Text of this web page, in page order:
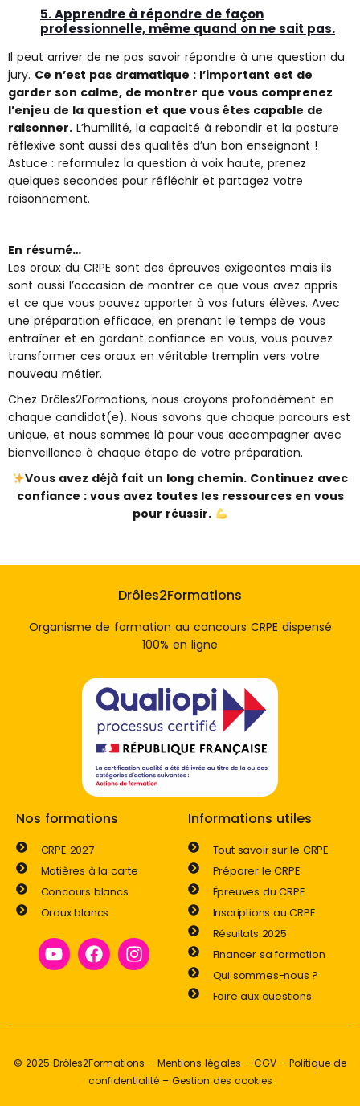
5. Apprendre à répondre de façon
professionnelle, même quand on ne sait pas.
Il peut arriver de ne pas savoir répondre à une question du
jury. Ce n’est pas dramatique : l’important est de
garder son calme, de montrer que vous comprenez
l’enjeu de la question et que vous êtes capable de
raisonner. L’humilité, la capacité à rebondir et la posture
réflexive sont aussi des qualités d’un bon enseignant !
Astuce : reformulez la question à voix haute, prenez
quelques secondes pour réfléchir et partagez votre
raisonnement.
En résumé…
Les oraux du CRPE sont des épreuves exigeantes mais ils
sont aussi l’occasion de montrer ce que vous avez appris
et ce que vous pouvez apporter à vos futurs élèves. Avec
une préparation efficace, en prenant le temps de vous
entraîner et en gardant confiance en vous, vous pouvez
transformer ces oraux en véritable tremplin vers votre
nouveau métier.
Chez Drôles2Formations, nous croyons profondément en
chaque candidat(e). Nous savons que chaque parcours est
unique, et nous sommes là pour vous accompagner avec
bienveillance à chaque étape de votre préparation.
Vous avez déjà fait un long chemin. Continuez avec
confiance : vous avez toutes les ressources en vous
pour réussir.
Drôles2Formations
Organisme de formation au concours CRPE dispensé
100% en ligne
Nos formations
CRPE 2027
Matières à la carte
Concours blancs
Oraux blancs
Informations utiles
Tout savoir sur le CRPE
Préparer le CRPE
Épreuves du CRPE
Inscriptions au CRPE
Résultats 2025
Financer sa formation
Qui sommes-nous ?
Foire aux questions
© 2025 Drôles2Formations – Mentions légales – CGV – Politique de
confidentialité– Gestion des cookies